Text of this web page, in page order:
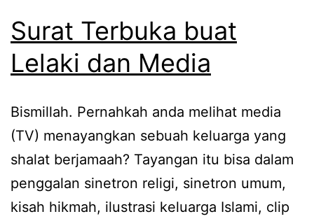
Surat Terbuka buat
Lelaki dan Media
Bismillah. Pernahkah anda melihat media
(TV) menayangkan sebuah keluarga yang
shalat berjamaah? Tayangan itu bisa dalam
penggalan sinetron religi, sinetron umum,
kisah hikmah, ilustrasi keluarga Islami, clip